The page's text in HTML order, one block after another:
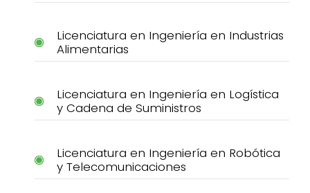
Licenciatura en Ingeniería en Industrias
Alimentarias
Licenciatura en Ingeniería en Logística
y Cadena de Suministros
Licenciatura en Ingeniería en Robótica
y Telecomunicaciones